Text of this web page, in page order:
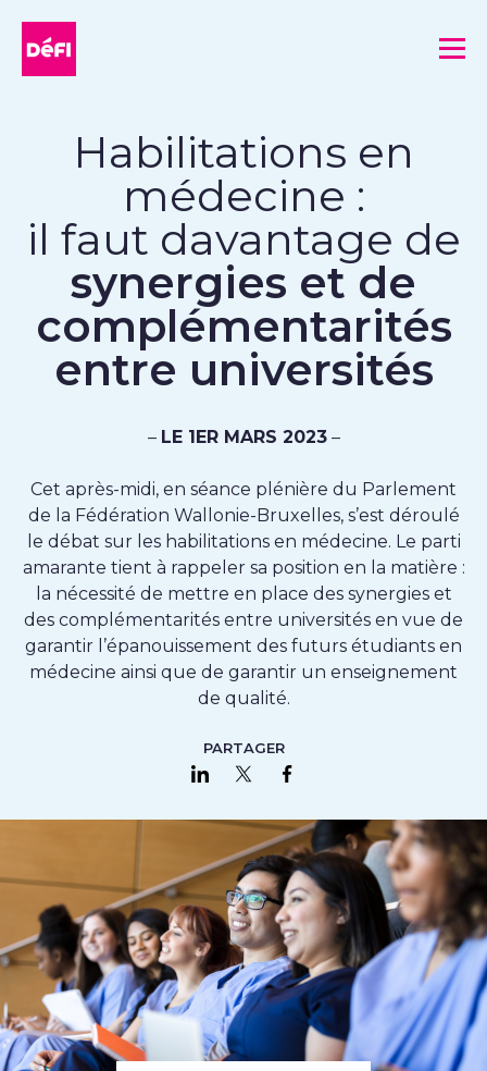
Habilitations en
médecine :
il faut davantage de
synergies et de
complémentarités
entre universités
– LE 1ER MARS 2023–
Cet après-midi, en séance plénière du Parlement
de la Fédération Wallonie-Bruxelles, s’est déroulé
le débat sur les habilitations en médecine. Le parti
amarante tient à rappeler sa position en la matière :
la nécessité de mettre en place des synergies et
des complémentarités entre universités en vue de
garantir l’épanouissement des futurs étudiants en
médecine ainsi que de garantir un enseignement
de qualité.
PARTAGER
Partager sur LinkedIn
Partager sur Twitter